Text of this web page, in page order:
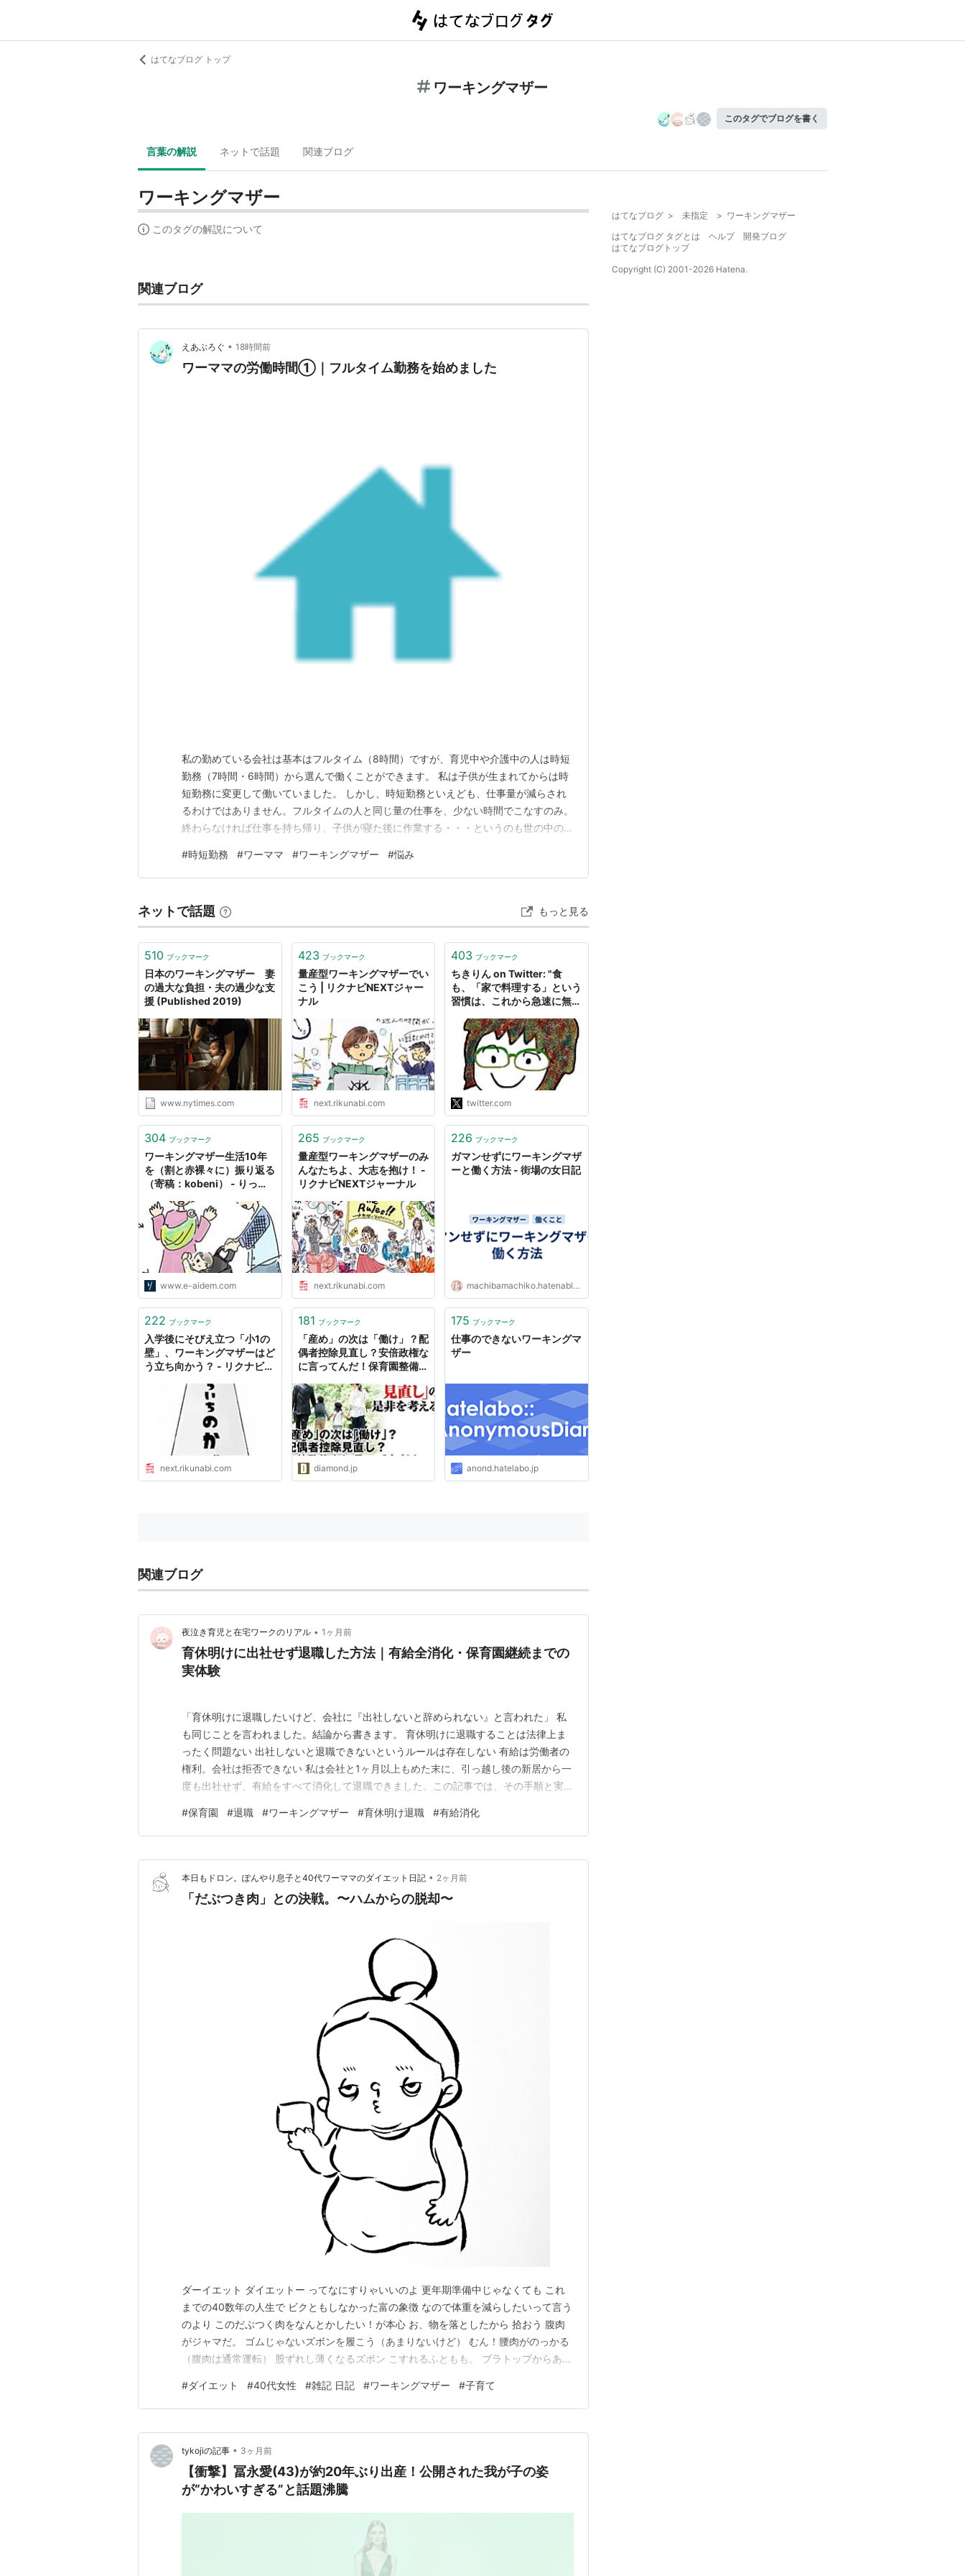
はてなブログ トップ
ワーキングマザー
このタグでブログを書く
言葉の解説 ネットで話題 関連ブログ
ワーキングマザー
このタグの解説について
関連ブログ
えあぶろぐ • 18時間前
ワーママの労働時間①｜フルタイム勤務を始めました
私の勤めている会社は基本はフルタイム（8時間）ですが、育児中や介護中の人は時短
勤務（7時間・6時間）から選んで働くことができます。 私は子供が生まれてからは時
短勤務に変更して働いていました。 しかし、時短勤務といえども、仕事量が減らされ
るわけではありません。フルタイムの人と同じ量の仕事を、少ない時間でこなすのみ。
終わらなければ仕事を持ち帰り、子供が寝た後に作業する・・・というのも世の中のワ
れ、モチベーションなど皆無です。 事務職という性質上、個人の結果がわかりやすく
出るというということはありません。皆が同じくらい真面…
#時短勤務 #ワーママ #ワーキングマザー #悩み
ネットで話題 もっと見る
510 ブックマーク
日本のワーキングマザー 妻
の過大な負担・夫の過少な支
援 (Published 2019)
www.nytimes.com
423 ブックマーク
量産型ワーキングマザーでい
こう | リクナビNEXTジャー
ナル
next.rikunabi.com
403 ブックマーク
ちきりん on Twitter: "食
も、「家で料理する」という
習慣は、これから急速に無く
グマザーが家で朝ご飯と弁当
を作ってるなんて異常な状況
がいつまでも続くはずがな
い。こういうの、なんかの呪
縛にかかってると思う。"
twitter.com
304 ブックマーク
ワーキングマザー生活10年
を（割と赤裸々に）振り返る
（寄稿：kobeni） - りっす
www.e-aidem.com
265 ブックマーク
量産型ワーキングマザーのみ
んなたちよ、大志を抱け！ -
リクナビNEXTジャーナル
next.rikunabi.com
226 ブックマーク
ガマンせずにワーキングマザ
ーと働く方法 - 街場の女日記
machibamachiko.hatenablog.com
222 ブックマーク
入学後にそびえ立つ「小1の
壁」、ワーキングマザーはど
う立ち向かう？ - リクナビ
next.rikunabi.com
181 ブックマーク
「産め」の次は「働け」？配
偶者控除見直し？安倍政権な
に言ってんだ！保育園整備が
ーぶちまけ座談会
diamond.jp
175 ブックマーク
仕事のできないワーキングマ
ザー
anond.hatelabo.jp
関連ブログ
夜泣き育児と在宅ワークのリアル • 1ヶ月前
育休明けに出社せず退職した方法｜有給全消化・保育園継続までの
実体験
「育休明けに退職したいけど、会社に『出社しないと辞められない』と言われた」 私
も同じことを言われました。結論から書きます。 育休明けに退職することは法律上ま
ったく問題ない 出社しないと退職できないというルールは存在しない 有給は労働者の
権利。会社は拒否できない 私は会社と1ヶ月以上もめた末に、引っ越し後の新居から一
度も出社せず、有給をすべて消化して退職できました。この記事では、その手順と実際
の体験談です。法的判断が必要な場合は専門家へ相談してください。 復帰をやめた理
由 会社に「出社しないと退職できない」と言われた…
#保育園 #退職 #ワーキングマザー #育休明け退職 #有給消化
本日もドロン。ぽんやり息子と40代ワーママのダイエット日記 • 2ヶ月前
「だぶつき肉」との決戦。〜ハムからの脱却〜
ダーイエット ダイエットー ってなにすりゃいいのよ 更年期準備中じゃなくても これ
までの40数年の人生で ビクともしなかった富の象徴 なので体重を減らしたいって言う
のより このだぶつく肉をなんとかしたい！が本心 お、物を落としたから 拾おう 腹肉
がジャマだ。 ゴムじゃないズボンを履こう（あまりないけど） むん！腰肉がのっかる
（腹肉は通常運転） 股ずれし薄くなるズボン こすれるふともも。 ブラトップからあふ
れぞ ハム これからの季節 肉が重なっているところに出来る あせも 夏はきつい。 あん
こ、やめられないし …
#ダイエット #40代女性 #雑記 日記 #ワーキングマザー #子育て
tykojiの記事 • 3ヶ月前
【衝撃】冨永愛(43)が約20年ぶり出産！公開された我が子の姿
が“かわいすぎる”と話題沸騰
はてなブログ > 未指定 > ワーキングマザー
はてなブログ タグとは
ヘルプ
開発ブログ
はてなブログトップ
Copyright (C) 2001-2026 Hatena.